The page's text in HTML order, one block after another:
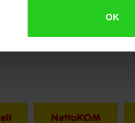
OK
NettoKOM